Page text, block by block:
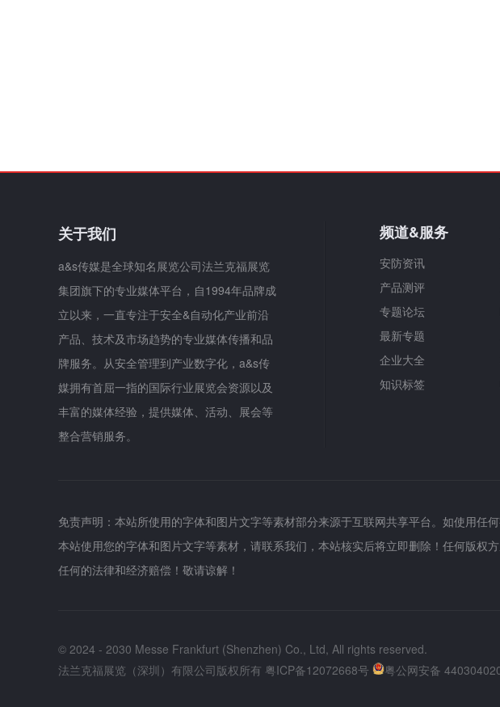
关于我们
a&s传媒是全球知名展览公司法兰克福展览
集团旗下的专业媒体平台，自1994年品牌成
立以来，一直专注于安全&自动化产业前沿
产品、技术及市场趋势的专业媒体传播和品
牌服务。从安全管理到产业数字化，a&s传
媒拥有首屈一指的国际行业展览会资源以及
丰富的媒体经验，提供媒体、活动、展会等
整合营销服务。
频道&服务
安防资讯
产品测评
专题论坛
最新专题
企业大全
知识标签
免责声明：本站所使用的字体和图片文字等素材部分来源于互联网共享平台。如使用
本站使用您的字体和图片文字等素材，请联系我们，本站核实后将立即删除！任何版
任何的法律和经济赔偿！敬请谅解！
© 2024 - 2030 Messe Frankfurt (Shenzhen) Co., Ltd, All rights reserved.
法兰克福展览（深圳）有限公司版权所有 粤ICP备12072668号 粤公网安备